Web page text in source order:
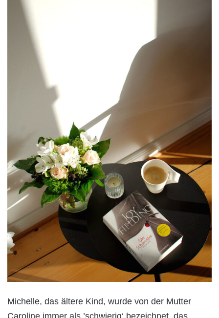
Michelle, das ältere Kind, wurde von der Mutter
Caroline immer als ’schwierig‘ bezeichnet, das